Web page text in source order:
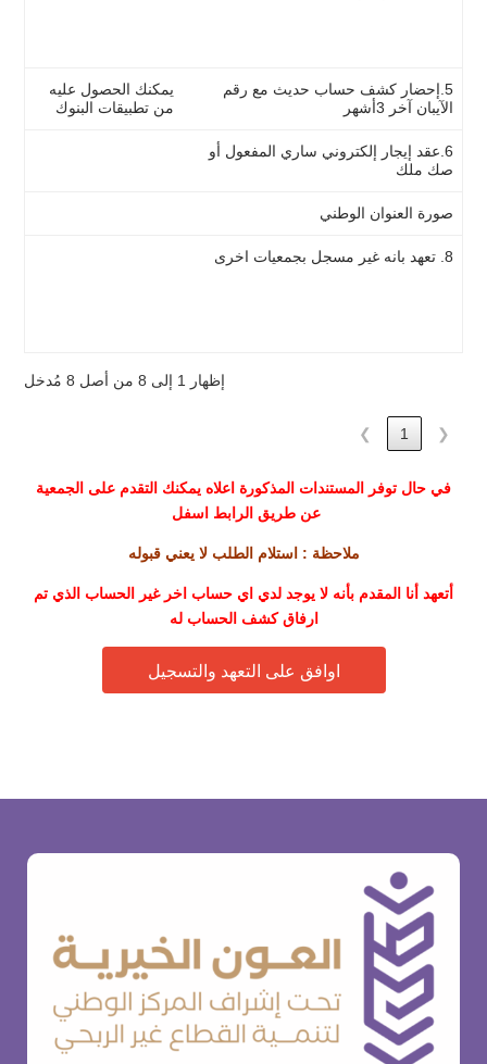
5.إحضار كشف حساب حديث مع رقم
الآيبان آخر 3أشهر
يمكنك الحصول عليه
من تطبيقات البنوك
6.عقد إيجار إلكتروني ساري المفعول أو
صك ملك
صورة العنوان الوطني
8. تعهد بانه غير مسجل بجمعيات اخرى
إظهار 1 إلى 8 من أصل 8 مُدخل
❮
1
❯
في حال توفر المستندات المذكورة اعلاه يمكنك التقدم على الجمعية
عن طريق الرابط اسفل
ملاحظة : استلام الطلب لا يعني قبوله
أتعهد أنا المقدم بأنه لا يوجد لدي اي حساب اخر غير الحساب الذي تم
ارفاق كشف الحساب له
اوافق على التعهد والتسجيل